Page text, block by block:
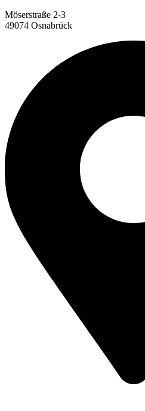
Möserstraße 2-3
49074 Osnabrück